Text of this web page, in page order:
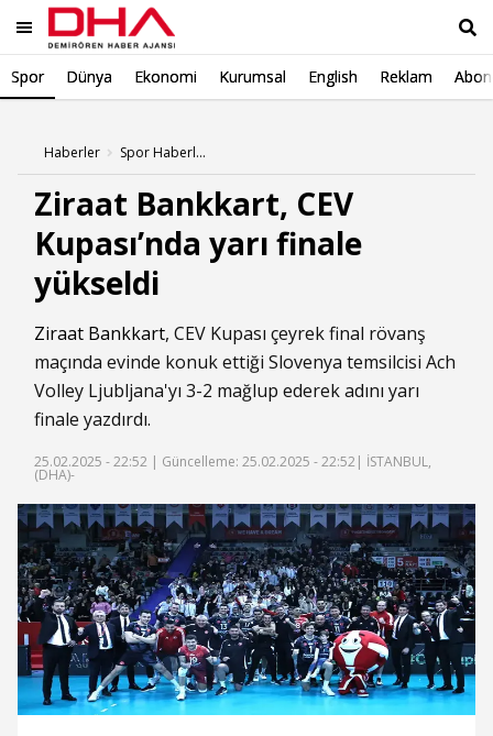
Spor Dünya Ekonomi Kurumsal English Reklam
Haberler Spor Haberleri
Ziraat Bankkart, CEV
Kupası’nda yarı finale
yükseldi
Ziraat Bankkart, CEV Kupası çeyrek final rövanş
maçında evinde konuk ettiği Slovenya temsilcisi Ach
Volley Ljubljana'yı 3-2 mağlup ederek adını yarı
finale yazdırdı.
25.02.2025 - 22:52 | Güncelleme: 25.02.2025 - 22:52 | İSTANBUL,
(DHA)-